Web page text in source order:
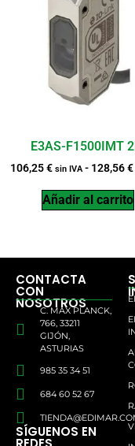
E3AS-F1500IMT
106,25€ sin IVA - 128,56€
Añadir al carrito
CONTACTA
CON
NOSOTROS
C. MAX PLANCK,
766, 33211
GIJÓN,
ASTURIAS
985 35 34 51
684 60 52 67
SÍGUENOS EN